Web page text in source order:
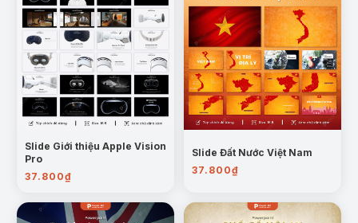
Slide Giới thiệu Apple Vision
Pro
37.800₫
Slide Đất Nước Việt Nam
37.800₫